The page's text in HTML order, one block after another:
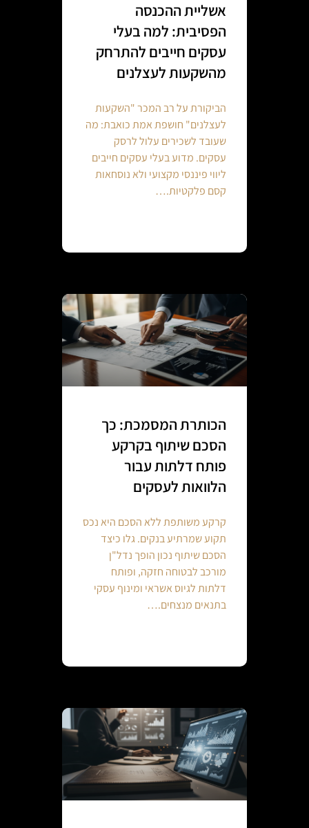
אשליית ההכנסה
הפסיבית: למה בעלי
עסקים חייבים להתרחק
מהשקעות לעצלנים
הביקורת על רב המכר "השקעות
לעצלנים" חושפת אמת כואבת: מה
שעובד לשכירים עלול לרסק
עסקים. מדוע בעלי עסקים חייבים
ליווי פיננסי מקצועי ולא נוסחאות
קסם פלקטיות.…
הכותרת המסמכת: כך
הסכם שיתוף בקרקע
פותח דלתות עבור
הלוואות לעסקים
קרקע משותפת ללא הסכם היא נכס
תקוע שמרתיע בנקים. גלו כיצד
הסכם שיתוף נכון הופך נדל"ן
מורכב לבטוחה חזקה, ופותח
דלתות לגיוס אשראי ומינוף עסקי
בתנאים מנצחים.…